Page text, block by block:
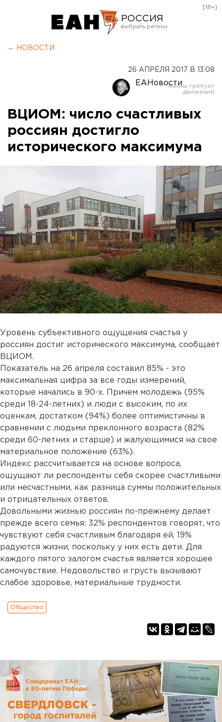
РОССИЯ
Оренбург
[18+]
← НОВОСТИ
26 АПРЕЛЯ 2017 В 13:08
ЕАНовости
ВЦИОМ: число счастливых
россиян достигло
исторического максимума
Уровень субъективного ощущения счастья у
россиян достиг исторического максимума, сообщает
ВЦИОМ.
Показатель на 26 апреля составил 85% - это
максимальная цифра за все годы измерений,
которые начались в 90-х. Причем молодежь (95%
среди 18-24-летних) и люди с высоким, по их
оценкам, достатком (94%) более оптимистичны в
сравнении с людьми преклонного возраста (82%
среди 60-летних и старше) и жалующимися на свое
материальное положение (63%).
Индекс рассчитывается на основе вопроса,
ощущают ли респонденты себя скорее счастливыми
или несчастными, как разница суммы положительных
и отрицательных ответов.
Довольными жизнью россиян по-прежнему делает
прежде всего семья: 32% респондентов говорят, что
чувствуют себя счастливым благодаря ей, 19%
радуются жизни, поскольку у них есть дети. Для
каждого пятого залогом счастья является хорошее
самочувствие. Недовольство и грусть вызывают
слабое здоровье, материальные трудности.
Общество